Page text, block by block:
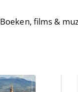
Boeken, films &